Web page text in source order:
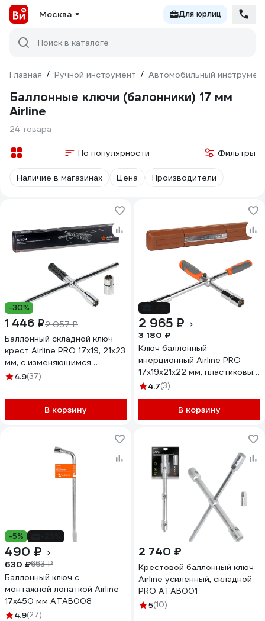
Москва Для юрлиц
Поиск в каталоге
Главная / Ручной инструмент / Автомобильный
Баллонные ключи (балонники) 17 мм
Airline
24 товара
По популярности Фильтры
Наличие в магазинах Цена Производители
-30%
1 446 ₽2 057 ₽
Баллонный складной ключ
крест Airline PRO 17x19, 21x23
мм, с изменяющимся
рычагом ATAB006
4.9(37)
В корзину
2 965 ₽
3 180 ₽
Ключ баллонный
инерционный Airline PRO
17x19x21x22 мм, пластиковый
кейс ATAB040
4.7(3)
В корзину
-5%
490 ₽
630 ₽663 ₽
Баллонный ключ с
монтажной лопаткой Airline
17х450 мм ATAB008
4.9(27)
2 740 ₽
Крестовой баллонный ключ
Airline усиленный, складной
PRO ATAB001
5(10)